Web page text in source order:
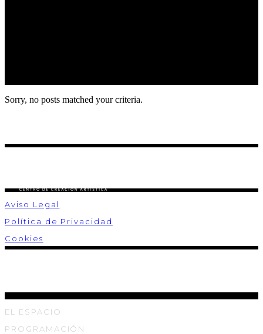
Sorry, no posts matched your criteria.
Aviso Legal
Política de Privacidad
Cookies
EL ESPACIO
PROGRAMACIÓN